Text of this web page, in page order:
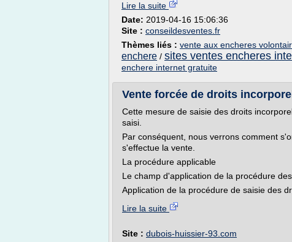
Lire la suite
Date: 2019-04-16 15:06:36
Site : conseildesventes.fr
Thèmes liés : vente aux encheres
enchere / sites ventes encheres
enchere internet gratuite
Vente forcée de droits
Cette mesure de saisie des droits
saisi.
Par conséquent, nous verrons comment
s'effectue la vente.
La procédure applicable
Le champ d'application de la procédure
Application de la procédure de saisie des
Lire la suite
Site : dubois-huissier-93.com